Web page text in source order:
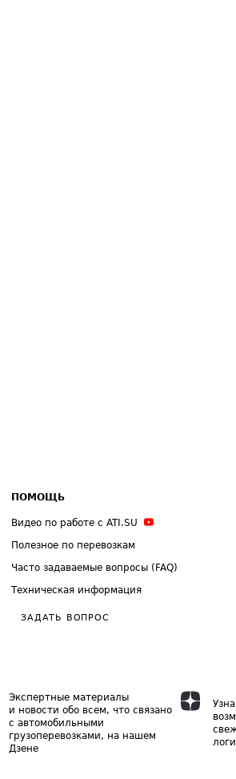
ПОМОЩЬ
Видео по работе с ATI.SU
Полезное по перевозкам
Часто задаваемые вопросы (FAQ)
Техническая информация
ЗАДАТЬ ВОПРОС
Экспертные материалы
и новости обо всем, что связано
с автомобильными
грузоперевозками, на нашем
Дзене